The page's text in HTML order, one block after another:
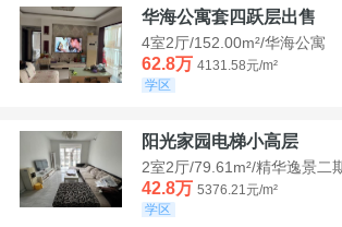
华海公寓套四跃层出售
4室2厅/152.00m²/华海公寓
62.8万 4131.58元/m²
学区
阳光家园电梯小高层
2室2厅/79.61m²/精华逸景二
42.8万 5376.21元/m²
学区